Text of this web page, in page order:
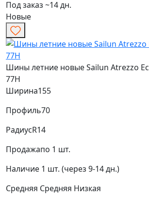
Под заказ ~14 дн.
Новые
Шины летние новые Sailun Atrezzo
77H
Ширина155
Профиль70
РадиусR14
Продажапо 1 шт.
Наличие 1 шт. (через 9-14 дн.)
Средняя Средняя Низкая